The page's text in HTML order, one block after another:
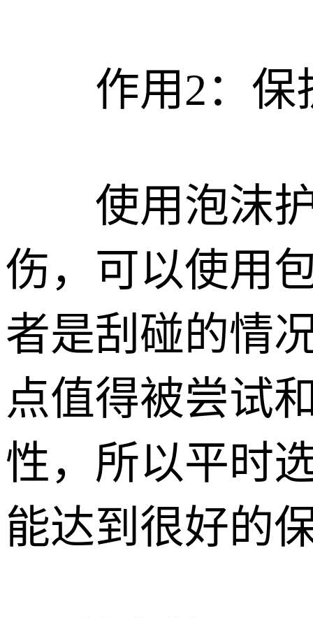
作用2：保
使用泡沫护
伤，可以使用
者是刮碰的情
点值得被尝试
性，所以平时
能达到很好的